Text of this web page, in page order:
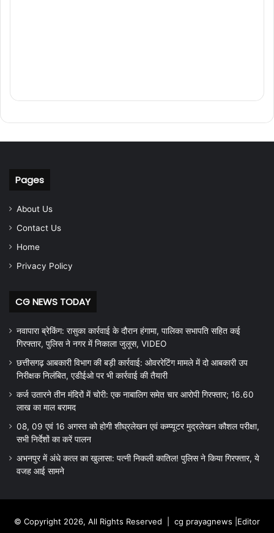
Pages
About Us
Contact Us
Home
Privacy Policy
CG NEWS TODAY
नवापारा ब्रेकिंग: रासुका कार्रवाई के दौरान हंगामा, पालिका सभापति सहित कई
गिरफ्तार, पुलिस ने नगर में निकाला जुलूस, VIDEO
छत्तीसगढ़ आबकारी विभाग की बड़ी कार्रवाई: ओवररेटिंग मामले में दो आबकारी उप
निरीक्षक निलंबित, एडीईओ पर भी कार्रवाई की तैयारी
कर्ज उतारने तीन मंदिरों में चोरी: एक नाबालिग समेत चार आरोपी गिरफ्तार; 16.60
लाख का माल बरामद
08, 09 एवं 16 अगस्त को होगी शीघ्रलेखन एवं कम्प्यूटर मुद्रलेखन कौशल परीक्षा,
सभी निर्देशों का करें पालन
अभनपुर में अंधे कत्ल का खुलासा: पत्नी निकली कातिल! पुलिस ने किया गिरफ्तार, ये
वजह आई सामने
© Copyright 2026, All Rights Reserved | cg prayagnews |Editor